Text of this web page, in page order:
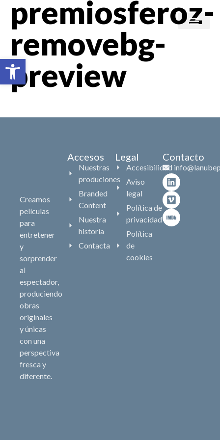
Abrir barra de herramientas
premiosferoz-
removebg-
preview
Creamos
películas
para
entretener
y
sorprender
al
espectador,
produciendo
obras
originales
y únicas
con una
perspectiva
fresca y
diferente.
Accesos
Nuestras
produciones
Branded
Content
Nuestra
historia
Contacta
Legal
Accesibilidad
Aviso
legal
Política de
privacidad
Política
de
cookies
Contacto